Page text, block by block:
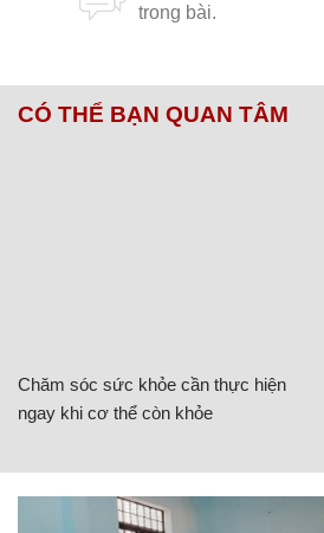
CÓ THỂ BẠN QUAN TÂM
Chăm sóc sức khỏe cần thực hiện
ngay khi cơ thể còn khỏe